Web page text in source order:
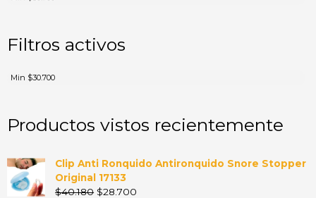
Filtros activos
Min $30.700
Productos vistos recientemente
Clip Anti Ronquido Antironquido Snore Stopper
Original 17133
$40.180 $28.700